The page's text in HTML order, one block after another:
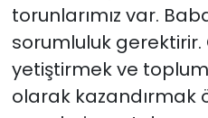
torunlarımız var.
sorumluluk gerektirir.
yetiştirmek ve
olarak kazandırmak